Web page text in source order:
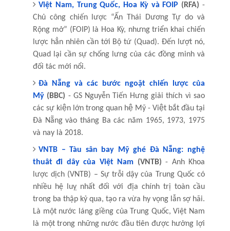
Việt Nam, Trung Quốc, Hoa Kỳ và FOIP (RFA) -
Chủ công chiến lược “Ấn Thái Dương Tự do và
Rộng mở” (FOIP) là Hoa Kỳ, nhưng triển khai chiến
lược hẳn nhiên cần tới Bộ tứ (Quad). Đến lượt nó,
Quad lại cần sự chống lưng của các đồng minh và
đối tác mới nổi.
Đà Nẵng và các bước ngoặt chiến lược của
Mỹ(BBC) - GS Nguyễn Tiến Hưng giải thích vì sao
các sự kiện lớn trong quan hệ Mỹ - Việt bắt đầu tại
Đà Nẵng vào tháng Ba các năm 1965, 1973, 1975
và nay là 2018.
VNTB – Tàu sân bay Mỹ ghé Đà Nẵng: nghệ
thuât đi dây của Việt Nam (VNTB) - Anh Khoa
lược dịch (VNTB) – Sự trỗi dậy của Trung Quốc có
nhiều hệ luỵ nhất đối với địa chính trị toàn cầu
trong ba thập kỷ qua, tạo ra vừa hy vọng lẫn sợ hãi.
Là một nước láng giềng của Trung Quốc, Việt Nam
là một trong những nước đầu tiên được hưởng lợi